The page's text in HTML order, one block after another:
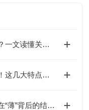
小型旋转式手动绞盘由哪几部分构成？一文读懂关键组成！
解锁小型旋转式手动绞盘的核心优势！这几大特点，让操作更省心
解锁内置型高频交流超薄离子棒：藏在“薄”背后的结构巧思